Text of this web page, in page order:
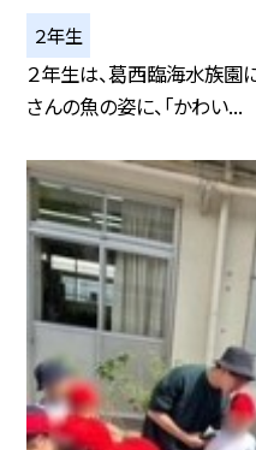
２年生
２年生は、葛西臨海水族園
さんの魚の姿に、「かわい...